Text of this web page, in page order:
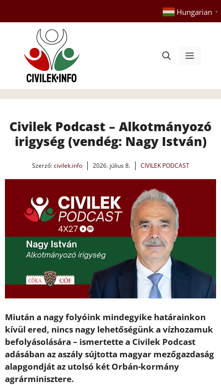
tartalomba
Hungarian ▼
Menü
Civilek Podcast – Alkotmányozó
irigység (vendég: Nagy István)
Szerző:civilek.info 2026. július 8. CIVILEK PODCAST
Miután a nagy folyóink mindegyike határainkon
kívül ered, nincs nagy lehetőségünk a vízhozamuk
befolyásolására – ismertette a Civilek Podcast
adásában az aszály sújtotta magyar mezőgazdaság
alapgondját az utolsó két Orbán-kormány
agrárminisztere.